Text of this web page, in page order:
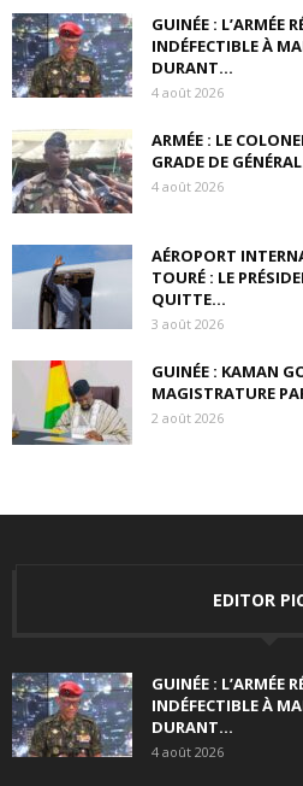
GUINÉE : L’ARMÉE
INDÉFECTIBLE À
DURANT...
4 août 2026
ARMÉE : LE
GRADE DE
4 août 2026
AÉROPORT
TOURÉ : LE
QUITTE...
3 août 2026
GUINÉE : KAMAN
MAGISTRATURE
2 août 2026
EDITOR
GUINÉE : L’ARMÉE
INDÉFECTIBLE À
DURANT...
4 août 2026